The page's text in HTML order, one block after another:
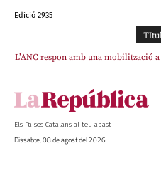
Edició 2935
L’ANC respon amb una mobilització
Els Països Catalans al teu abast
Dissabte, 08 de agost del 2026